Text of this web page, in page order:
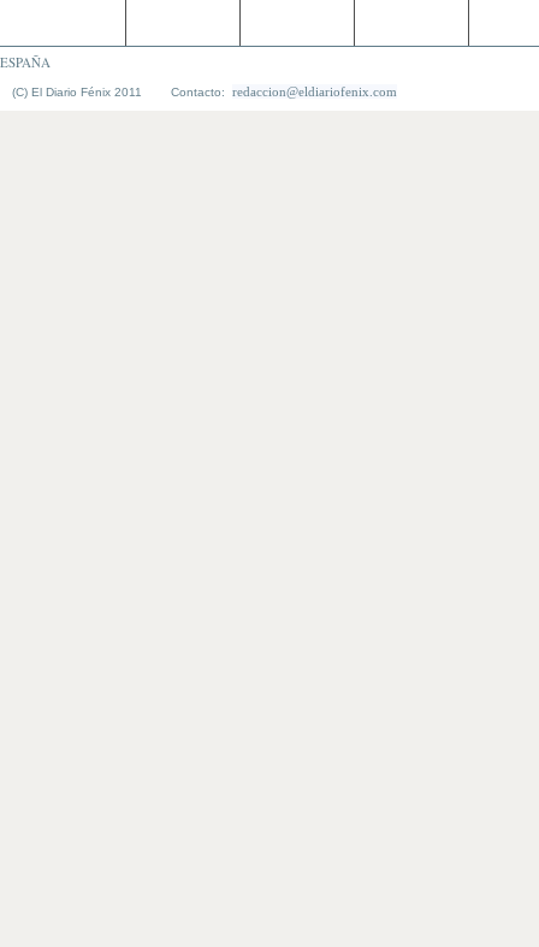
ESPAÑA
(C) El Diario Fénix 2011 Contacto: redaccion@eldiariofenix.com